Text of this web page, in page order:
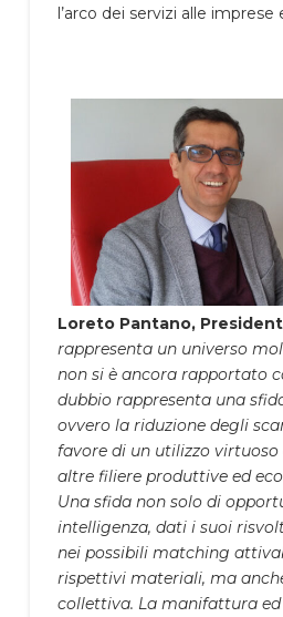
l’arco dei servizi alle imprese
Loreto Pantano,
rappresenta un universo
non si è ancora rapportato
dubbio rappresenta una
ovvero la riduzione degli
favore di un utilizzo
altre filiere produttive ed
Una sfida non solo di
intelligenza, dati i suoi
nei possibili matching
rispettivi materiali, ma
collettiva. La manifattura